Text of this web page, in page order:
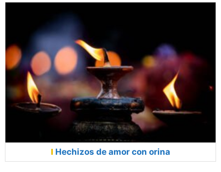
Hechizos de amor con orina